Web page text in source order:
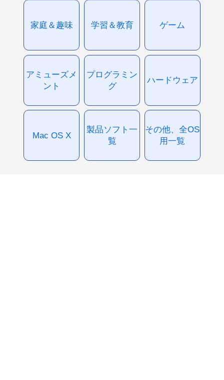
家庭＆趣味 学習＆教育 ゲーム
アミューズメ
ント
プログラミン
グ
ハードウェア
Mac OS X
製品ソフト一
覧
その他、全OS
用一覧